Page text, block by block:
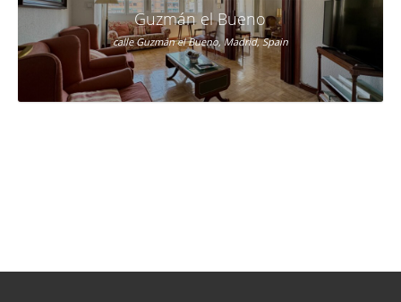
Guzmán el Bueno
calle Guzmán el Bueno, Madrid, Spain